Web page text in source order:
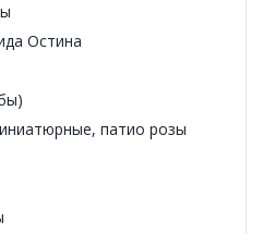
Остина
патио розы